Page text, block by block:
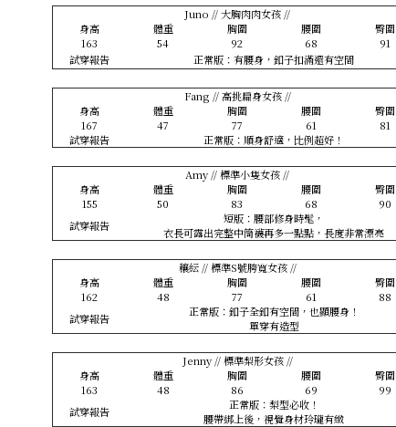
Juno // 大胸肉肉女孩 //
身高
體重 胸圍 腰圍
臀圍
163
54 92 68
91
試穿報告
正常版：有腰身，釦子扣滿還有空間
Fang // 高挑扁身女孩 //
身高
體重 胸圍 腰圍
臀圍
167
47 77 61
81
試穿報告
正常版：順身舒適，比例超好！
Amy // 標準小隻女孩 //
身高
體重 胸圍 腰圍
臀圍
155
50 83 68
90
試穿報告
短版：腰部修身時髦，
衣長可露出完整中筒襪再多一點點，長度非常漂亮
穰紜 // 標準S號胯寬女孩 //
身高
體重 胸圍 腰圍
臀圍
162
48 77 61
88
試穿報告
正常版：釦子全釦有空間，也顯腰身！
單穿有造型
Jenny // 標準梨形女孩 //
身高
體重 胸圍 腰圍
臀圍
163
48 86 69
99
試穿報告
正常版：梨型必收！
腰帶綁上後，視覺身材玲瓏有緻